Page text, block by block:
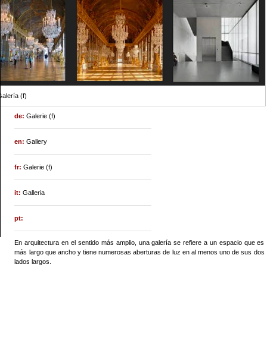
(f)
de:Galerie (f)
en:Gallery
fr:Galerie (f)
it:Galleria
pt:
En arquitectura en el sentido más amplio, una galería se refiere a un espacio que es
más largo que ancho y tiene numerosas aberturas de luz en al menos uno de sus dos
lados largos.